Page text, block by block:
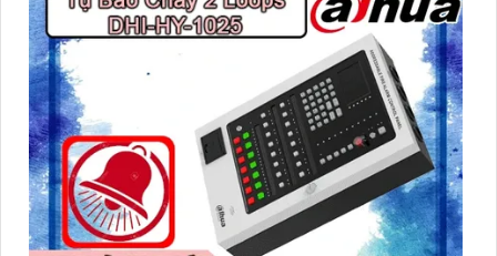
LẮP
ĐẶT
PHỤ
KIỆN
CAMERA